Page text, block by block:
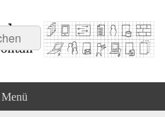
Menü